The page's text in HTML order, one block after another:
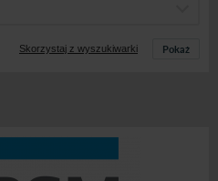
Skorzystaj z wyszukiwarki Pokaż